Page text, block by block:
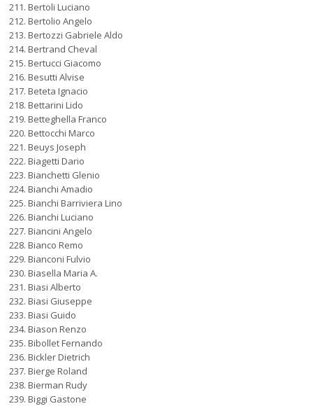
Bertoli Luciano
Bertolio Angelo
Bertozzi Gabriele Aldo
Bertrand Cheval
Bertucci Giacomo
Besutti Alvise
Beteta Ignacio
Bettarini Lido
Betteghella Franco
Bettocchi Marco
Beuys Joseph
Biagetti Dario
Bianchetti Glenio
Bianchi Amadio
Bianchi Barriviera Lino
Bianchi Luciano
Biancini Angelo
Bianco Remo
Bianconi Fulvio
Biasella Maria A.
Biasi Alberto
Biasi Giuseppe
Biasi Guido
Biason Renzo
Bibollet Fernando
Bickler Dietrich
Bierge Roland
Bierman Rudy
Biggi Gastone